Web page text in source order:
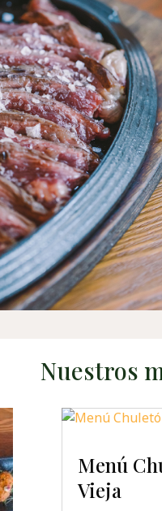
Nuestros
Menú
Vieja